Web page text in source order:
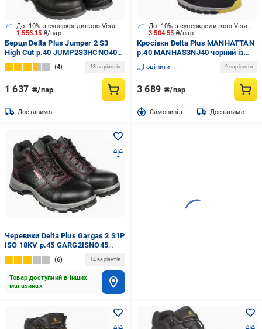
1 555.15 ₴/пар
До -10% з суперкредиткою Visa Вигода
Берци Delta Plus Jumper 2 S3
High Cut р.40 JUMP2S3HCNO40
чорний
4 13 варіантів
1 637 ₴/пар
Доставимо
3 504.55 ₴/пар
До -10% з суперкредиткою Visa Вигода
Кросівки Delta Plus MANHATTAN
р.40 MANHAS3NJ40 чорний із
жовтим
оцінити 9 варіантів
3 689 ₴/пар
Cамовивіз Доставимо
Черевики Delta Plus Gargas 2 S1P
ISO 18KV р.45 GARG2ISNO45
чорний
6 14 варіантів
Товар доступний в інших
магазинах